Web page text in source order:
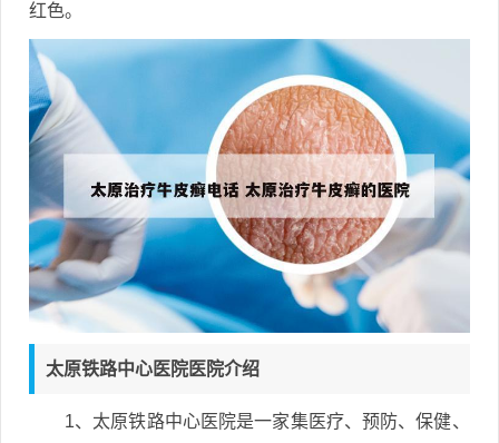
红色。
太原铁路中心医院医院介绍
1、太原铁路中心医院是一家集医疗、预防、保健、